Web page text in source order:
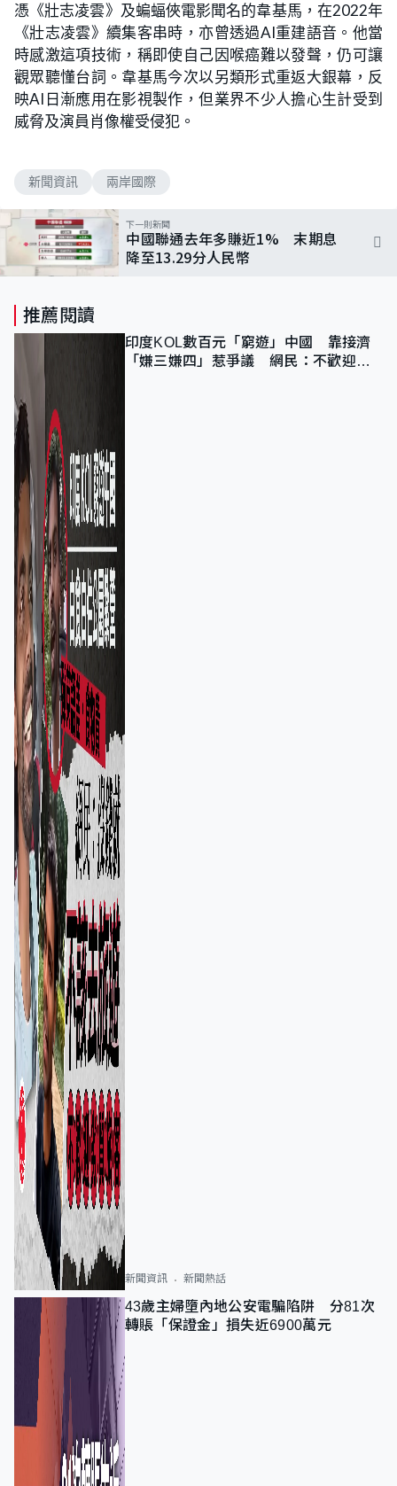
憑《壯志凌雲》及蝙蝠俠電影聞名的韋基馬，在2022年
《壯志凌雲》續集客串時，亦曾透過AI重建語音。他當
時感激這項技術，稱即使自己因喉癌難以發聲，仍可讓
觀眾聽懂台詞。韋基馬今次以另類形式重返大銀幕，反
映AI日漸應用在影視製作，但業界不少人擔心生計受到
威脅及演員肖像權受侵犯。
新聞資訊 兩岸國際
下一則新聞
中國聯通去年多賺近1% 末期息
降至13.29分人民幣
推薦閱讀
印度KOL數百元「窮遊」中國 靠接濟
「嫌三嫌四」惹爭議 網民：不歡迎劣
新聞資訊 新聞熱話
43歲主婦墮內地公安電騙陷阱 分81次
轉賬「保證金」損失近6900萬元